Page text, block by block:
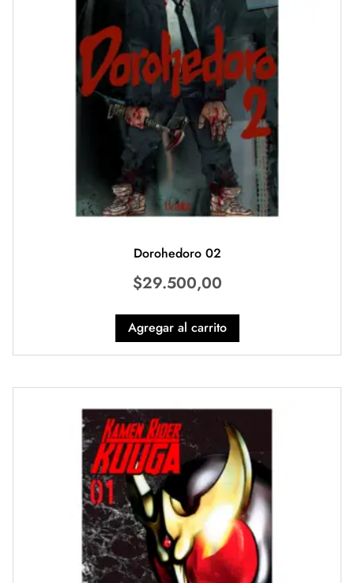
Dorohedoro 02
$29.500,00
Agregar al carrito